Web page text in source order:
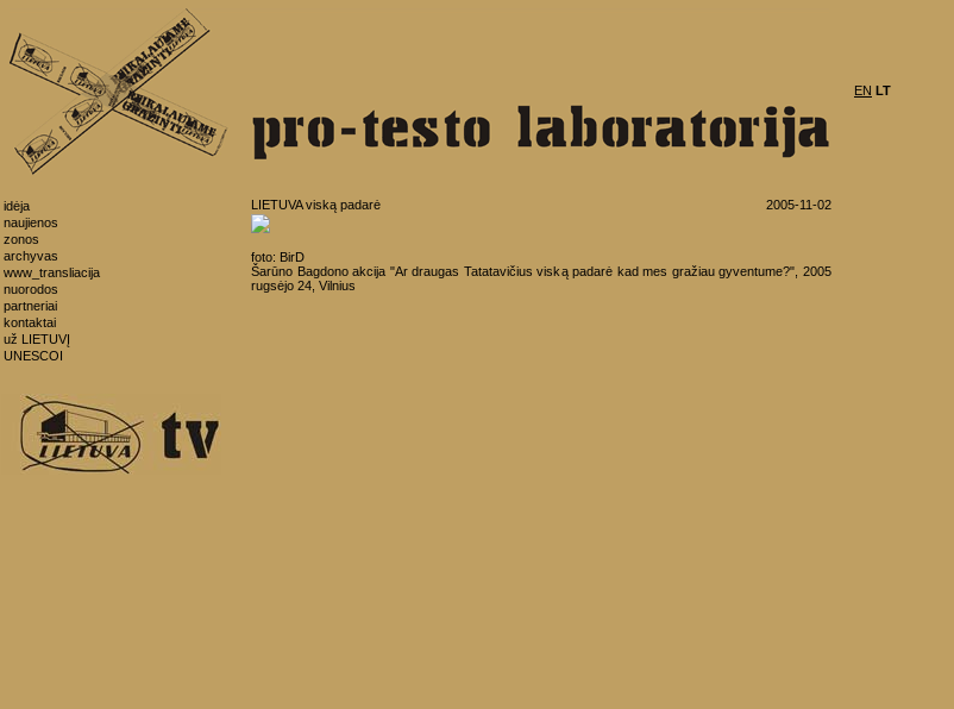
EN LT
idėja
naujienos
zonos
archyvas
www_transliacija
nuorodos
partneriai
kontaktai
už LIETUVĮ
UNESCOI
LIETUVA viską padarė 2005-11-02
foto: BirD
Šarūno Bagdono akcija "Ar draugas Tatatavičius viską padarė kad mes gražiau gyventume?", 2005
rugsėjo 24, Vilnius